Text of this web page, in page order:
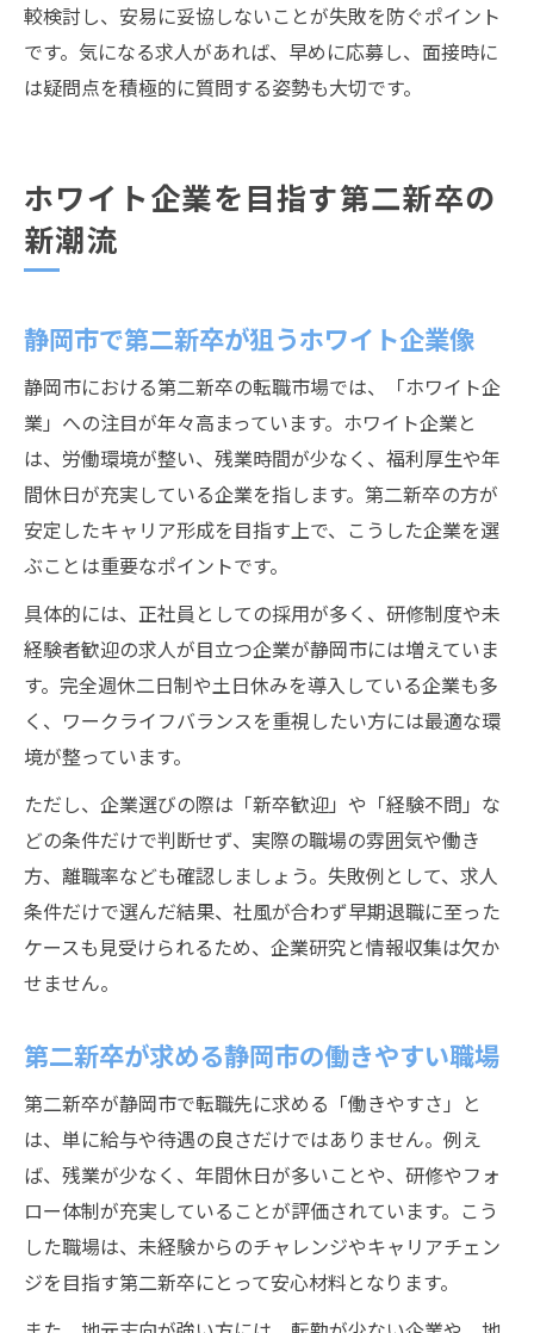
較検討し、安易に妥協しないことが失敗を防ぐポイント
です。気になる求人があれば、早めに応募し、面接時に
は疑問点を積極的に質問する姿勢も大切です。
ホワイト企業を目指す第二新卒の
新潮流
静岡市で第二新卒が狙うホワイト企業像
静岡市における第二新卒の転職市場では、「ホワイト企
業」への注目が年々高まっています。ホワイト企業と
は、労働環境が整い、残業時間が少なく、福利厚生や年
間休日が充実している企業を指します。第二新卒の方が
安定したキャリア形成を目指す上で、こうした企業を選
ぶことは重要なポイントです。
具体的には、正社員としての採用が多く、研修制度や未
経験者歓迎の求人が目立つ企業が静岡市には増えていま
す。完全週休二日制や土日休みを導入している企業も多
く、ワークライフバランスを重視したい方には最適な環
境が整っています。
ただし、企業選びの際は「新卒歓迎」や「経験不問」な
どの条件だけで判断せず、実際の職場の雰囲気や働き
方、離職率なども確認しましょう。失敗例として、求人
条件だけで選んだ結果、社風が合わず早期退職に至った
ケースも見受けられるため、企業研究と情報収集は欠か
せません。
第二新卒が求める静岡市の働きやすい職場
第二新卒が静岡市で転職先に求める「働きやすさ」と
は、単に給与や待遇の良さだけではありません。例え
ば、残業が少なく、年間休日が多いことや、研修やフォ
ロー体制が充実していることが評価されています。こう
した職場は、未経験からのチャレンジやキャリアチェン
ジを目指す第二新卒にとって安心材料となります。